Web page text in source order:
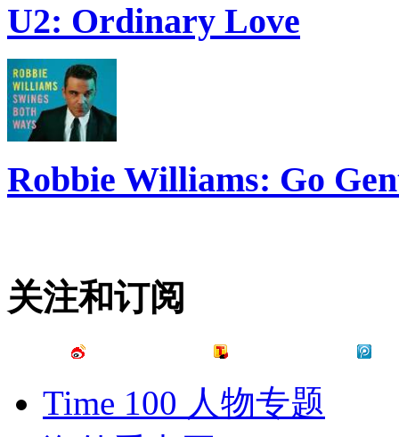
U2: Ordinary Love
Robbie Williams: Go
关注和订阅
Time 100 人物专题